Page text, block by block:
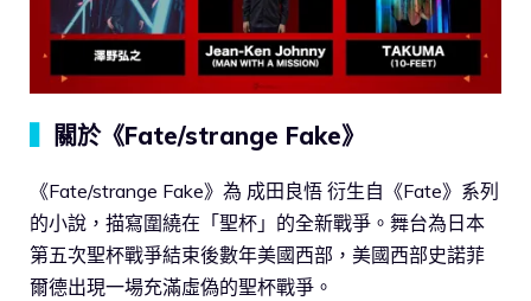
關於《Fate/strange Fake》
《Fate/strange Fake》為 成田良悟 衍生自《Fate》系列
的小說，描寫圍繞在「聖杯」的全新戰爭。舞台為日本
第五次聖杯戰爭結束後數年美國西部，美國西部史諾菲
爾德出現一場充滿虛偽的聖杯戰爭。